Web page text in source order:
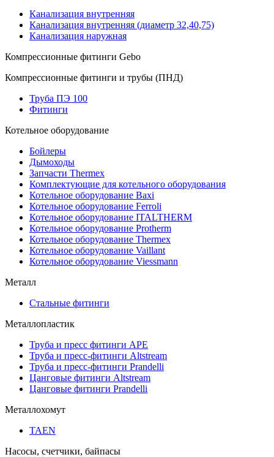
Канализация внутренняя
Канализация внутренняя (диаметр 32,40,75)
Канализация наружная
Компрессионные фитинги Gebo
Компрессионные фитинги и трубы (ПНД)
Труба ПЭ 100
Фитинги
Котельное оборудование
Бойлеры
Дымоходы
Запчасти Thermex
Комплектующие для котельного оборудования
Котельное оборудование Baxi
Котельное оборудование Ferroli
Котельное оборудование ITALTHERM
Котельное оборудование Protherm
Котельное оборудование Thermex
Котельное оборудование Vaillant
Котельное оборудование Viessmann
Металл
Стальные фитинги
Металлопластик
Труба и пресс фитинги APE
Труба и пресс-фитинги Altstream
Труба и пресс-фитинги Prandelli
Цанговые фитинги Altstream
Цанговые фитинги Prandelli
Металлохомут
TAEN
Насосы, счетчики, байпасы